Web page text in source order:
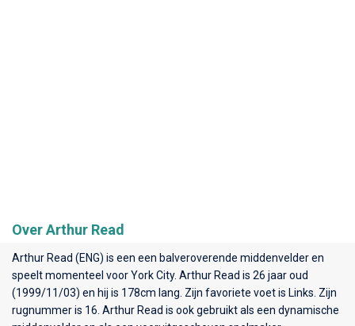
Over Arthur Read
Arthur Read (ENG) is een een balveroverende middenvelder en
speelt momenteel voorYork City. Arthur Read is 26 jaar oud
(1999/11/03) en hij is 178cm lang. Zijn favoriete voet is Links. Zijn
rugnummer is 16. Arthur Read is ook gebruikt als een dynamische